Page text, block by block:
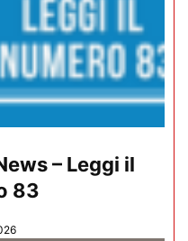
– Leggi il
83